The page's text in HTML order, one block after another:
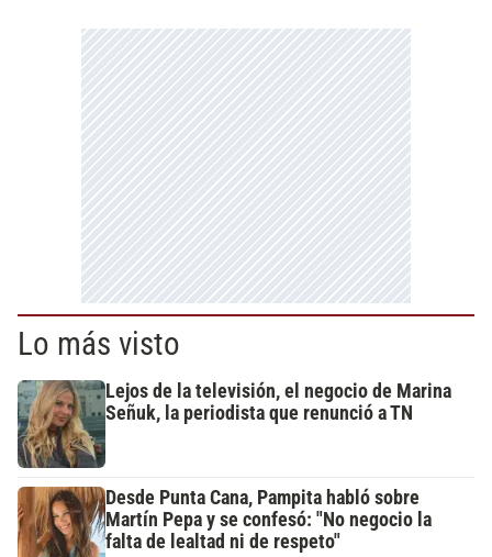
Lo más visto
Lejos de la televisión, el negocio de Marina
Señuk, la periodista que renunció a TN
Desde Punta Cana, Pampita habló sobre
Martín Pepa y se confesó: "No negocio la
falta de lealtad ni de respeto"